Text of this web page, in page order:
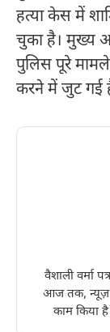
हत्या केस में
चुका है। मुख्य
पुलिस पूरे
करने में जुट गई
वैशाली वर्मा
आज तक, न्यूज़
काम किया